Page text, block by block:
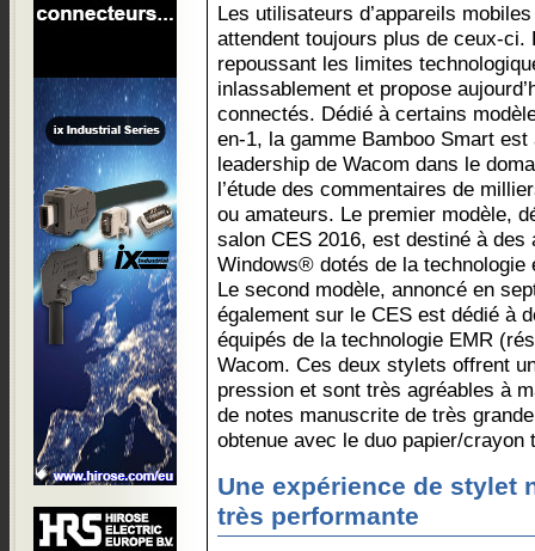
Les utilisateurs d’appareils
attendent toujours plus de ceux-ci.
repoussant les limites
inlassablement et propose
connectés. Dédié à certains
en-1, la gamme Bamboo Smart
leadership de Wacom dans le
l’étude des commentaires de
ou amateurs. Le premier modèle,
salon CES 2016, est destiné à des
Windows® dotés de la
Le second modèle, annoncé en
également sur le CES est dédié à
équipés de la technologie EMR
Wacom. Ces deux stylets offrent
pression et sont très agréables à
de notes manuscrite de très
obtenue avec le duo papier/crayon
Une expérience de stylet
très performante